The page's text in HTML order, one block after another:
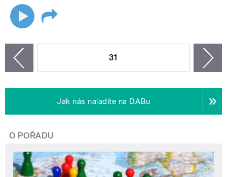
31
Jak nás naladíte na DABu
O POŘADU